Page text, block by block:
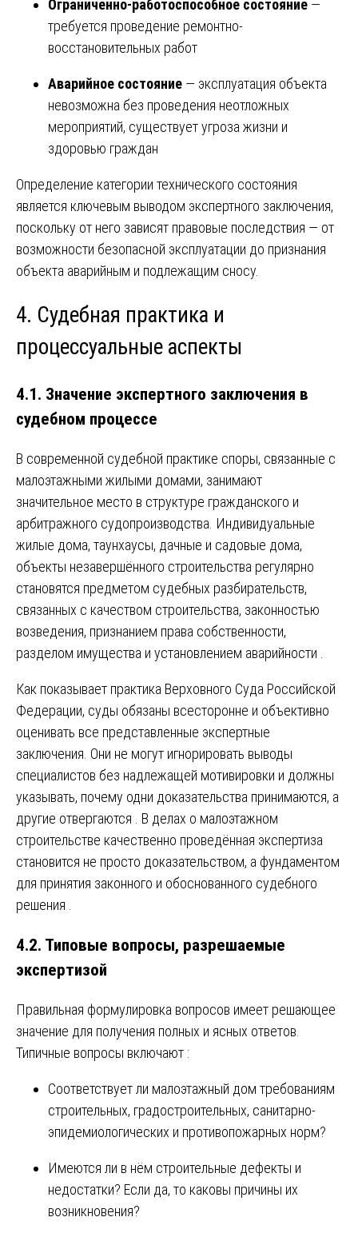
Ограниченно-работоспособное состояние —
требуется проведение ремонтно-
восстановительных работ
Аварийное состояние — эксплуатация объекта
невозможна без проведения неотложных
мероприятий, существует угроза жизни и
здоровью граждан
Определение категории технического состояния
является ключевым выводом экспертного заключения,
поскольку от него зависят правовые последствия — от
возможности безопасной эксплуатации до признания
объекта аварийным и подлежащим сносу.
4. Судебная практика и
процессуальные аспекты
4.1. Значение экспертного заключения в
судебном процессе
В современной судебной практике споры, связанные с
малоэтажными жилыми домами, занимают
значительное место в структуре гражданского и
арбитражного судопроизводства. Индивидуальные
жилые дома, таунхаусы, дачные и садовые дома,
объекты незавершённого строительства регулярно
становятся предметом судебных разбирательств,
связанных с качеством строительства, законностью
возведения, признанием права собственности,
разделом имущества и установлением аварийности
Как показывает практика Верховного Суда Российской
Федерации, суды обязаны всесторонне и объективно
оценивать все представленные экспертные
заключения. Они не могут игнорировать выводы
специалистов без надлежащей мотивировки и должны
указывать, почему одни доказательства принимаются, а
другие отвергаются
. В делах о малоэтажном
строительстве качественно проведённая экспертиза
становится не просто доказательством, а фундаментом
для принятия законного и обоснованного судебного
решения
4.2. Типовые вопросы, разрешаемые
экспертизой
Правильная формулировка вопросов имеет решающее
значение для получения полных и ясных ответов.
Типичные вопросы включают :
Соответствует ли малоэтажный дом требованиям
строительных, градостроительных, санитарно-
эпидемиологических и противопожарных норм?
Имеются ли в нём строительные дефекты и
недостатки? Если да, то каковы причины их
возникновения?